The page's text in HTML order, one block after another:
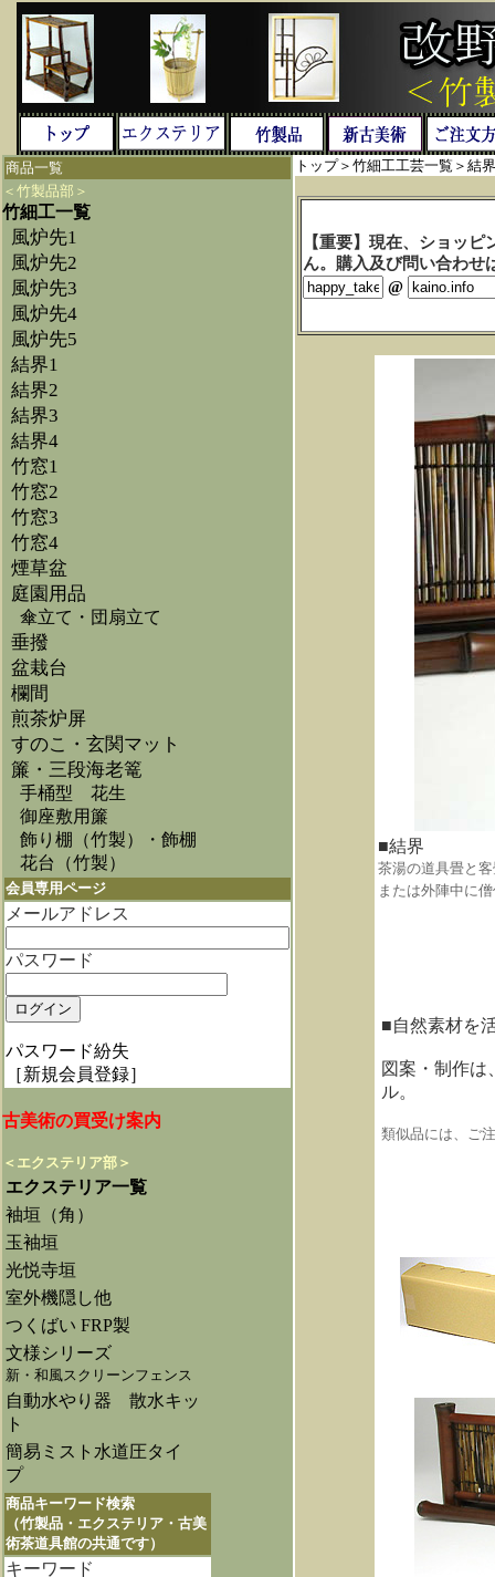
商品一覧
＜竹製品部＞
竹細工一覧
風炉先1
風炉先2
風炉先3
風炉先4
風炉先5
結界1
結界2
結界3
結界4
竹窓1
竹窓2
竹窓3
竹窓4
煙草盆
庭園用品
傘立て・団扇立て
垂撥
盆栽台
欄間
煎茶炉屏
すのこ・玄関マット
簾・三段海老篭
手桶型 花生
御座敷用簾
飾り棚（竹製）・飾棚
花台（竹製）
会員専用ページ
メールアドレス
パスワード
パスワード紛失
［新規会員登録］
古美術の買受け案内
＜エクステリア部＞
エクステリア一覧
袖垣（角）
玉袖垣
光悦寺垣
室外機隠し他
つくばい FRP製
文様シリーズ
新・和風スクリーンフェンス
自動水やり器 散水キッ
ト
簡易ミスト水道圧タイ
プ
商品キーワード検索
（竹製品・エクステリア・古美
術茶道具館の共通です）
キーワード
トップ ＞ 竹細工工芸一覧 ＞ 結
【重要】現在、ショッ
ん。購入及び問い合わせ
@
■結界
茶湯の道具畳と
または外陣中に
■自然素材を
図案・制作
ル。
類似品には、ご